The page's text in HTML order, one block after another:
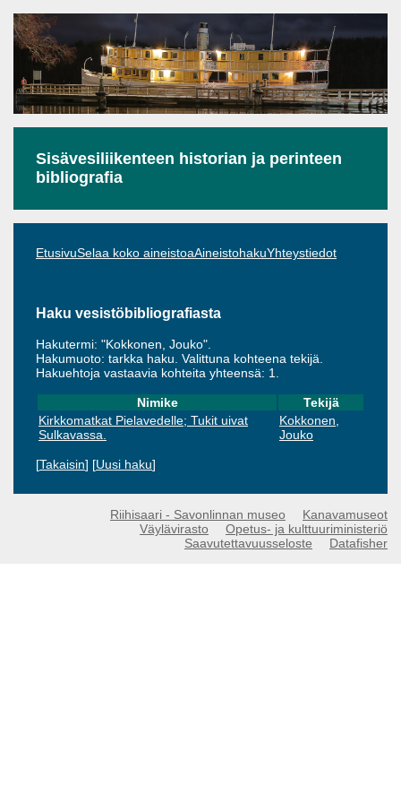
Sisävesiliikenteen historian ja perinteen
bibliografia
Haku vesistöbibliografiasta
Hakutermi: "Kokkonen, Jouko".
Hakumuoto: tarkka haku. Valittuna kohteena tekijä.
Hakuehtoja vastaavia kohteita yhteensä: 1.
Nimike
Tekijä
Kirkkomatkat Pielavedelle; Tukit uivat
Sulkavassa.
Kokkonen,
Jouko
[Takaisin] [Uusi haku]
EtusivuSelaa koko aineistoaAineistohakuYhteystiedot
Riihisaari - Savonlinnan museo
Kanavamuseot
Väylävirasto
Opetus- ja kulttuuriministeriö
Saavutettavuusseloste
Datafisher